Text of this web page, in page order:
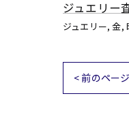
ジュエリー
ジュエリー 金
< 前のページ